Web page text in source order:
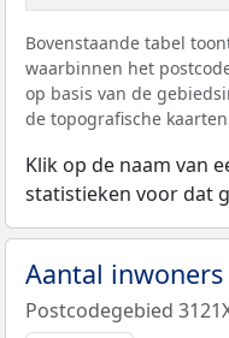
Bovenstaande tabel
waarbinnen het
op basis van de
de topografische
Klik op de naam van
statistieken voor dat
Aantal
Postcodegebied